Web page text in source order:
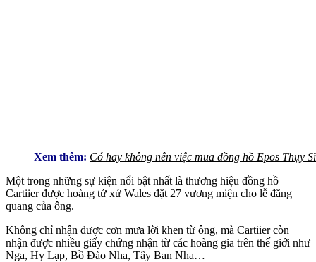
Xem thêm: Có hay không nên việc mua đồng hồ Epos Thụy
Một trong những sự kiện nổi bật nhất là thương hiệu đồng hồ
Cartiier được hoàng tử xứ Wales đặt 27 vương miện cho lễ đăng
quang của ông.
Không chỉ nhận được cơn mưa lời khen từ ông, mà Cartiier còn
nhận được nhiều giấy chứng nhận từ các hoàng gia trên thế giới như
Nga, Hy Lạp, Bồ Đào Nha, Tây Ban Nha…